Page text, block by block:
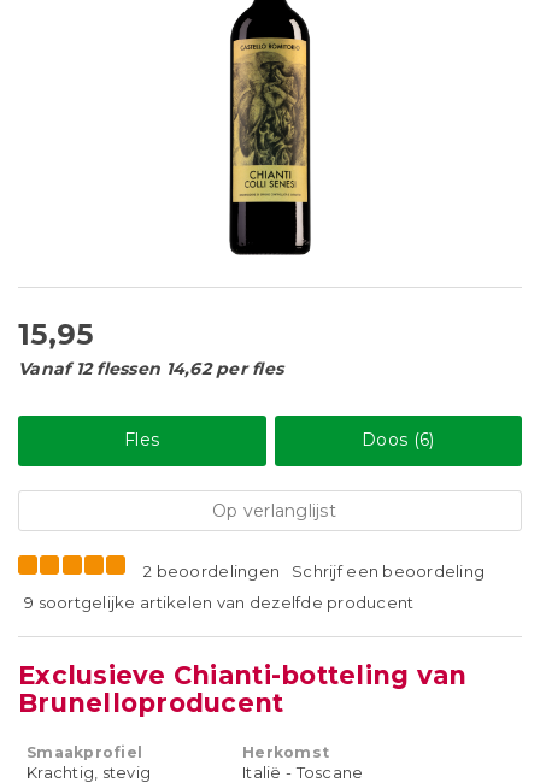
15,95
Vanaf 12 flessen 14,62 per fles
Fles Doos (6)
Op verlanglijst
2 beoordelingen
Schrijf een beoordeling
9 soortgelijke artikelen van dezelfde producent
Exclusieve Chianti-botteling van
Brunelloproducent
Smaakprofiel
Krachtig, stevig
Herkomst
Italië - Toscane